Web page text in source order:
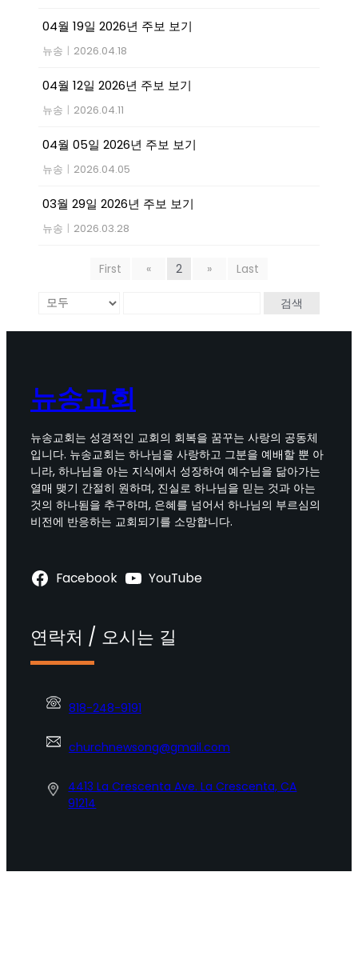
04월 19일 2026년 주보 보기
뉴송 | 2026.04.18
04월 12일 2026년 주보 보기
뉴송 | 2026.04.11
04월 05일 2026년 주보 보기
뉴송 | 2026.04.05
03월 29일 2026년 주보 보기
뉴송 | 2026.03.28
First « 2 » Last
검색
뉴송교회
뉴송교회는 성경적인 교회의 회복을 꿈꾸는 사랑의 공동체
입니다. 뉴송교회는 하나님을 사랑하고 그분을 예배할 뿐 아
니라, 하나님을 아는 지식에서 성장하여 예수님을 닮아가는
열매 맺기 간절히 원하며, 진실로 하나님을 믿는 것과 아는
것의 하나됨을 추구하며, 은혜를 넘어서 하나님의 부르심의
비전에 반응하는 교회되기를 소망합니다.
Facebook YouTube
연락처 / 오시는 길
818-248-9191
churchnewsong@gmail.com
4413 La Crescenta Ave. La Crescenta, CA
91214